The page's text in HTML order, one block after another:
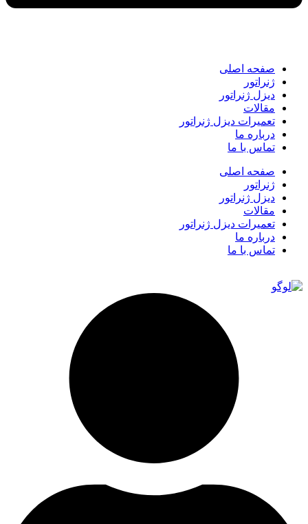
صفحه اصلی
ژنراتور
دیزل ژنراتور
مقالات
تعمیرات دیزل ژنراتور
درباره ما
تماس با ما
صفحه اصلی
ژنراتور
دیزل ژنراتور
مقالات
تعمیرات دیزل ژنراتور
درباره ما
تماس با ما